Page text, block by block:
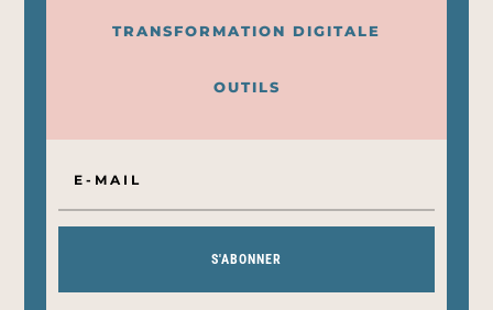
TRANSFORMATION DIGITALE
OUTILS
S'ABONNER